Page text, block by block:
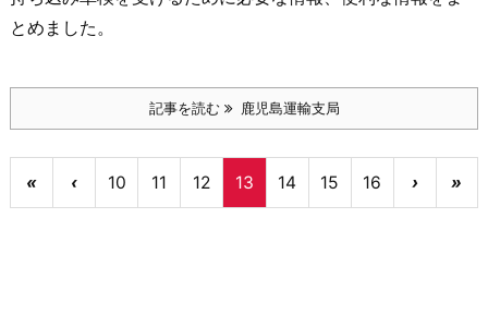
とめました。
記事を読む 鹿児島運輸支局
« ‹ 10 11 12 13 14 15 16 › »